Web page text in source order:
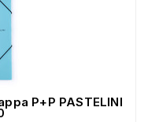
P+P PASTELINI